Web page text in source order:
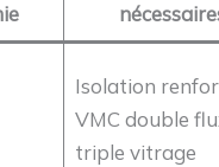
Isolation
VMC double
triple vitrage